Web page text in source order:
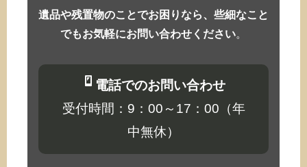
遺品や残置物のことでお困りなら、些細なこと
でもお気軽にお問い合わせください。
電話でのお問い合わせ
受付時間：9：00～17：00（年
中無休）